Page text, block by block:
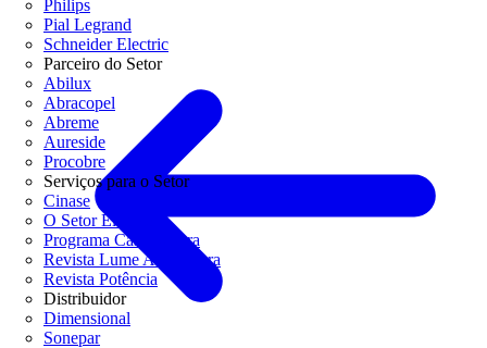
Philips
Pial Legrand
Schneider Electric
Parceiro do Setor
Abilux
Abracopel
Abreme
Aureside
Procobre
Serviços para o Setor
Cinase
O Setor Elétrico
Programa Casa Segura
Revista Lume Arquitetura
Revista Potência
Distribuidor
Dimensional
Sonepar